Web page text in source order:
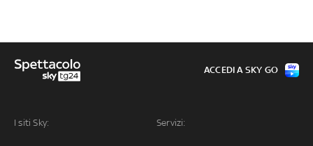
I siti Sky: Servizi:
ACCEDI A SKY GO